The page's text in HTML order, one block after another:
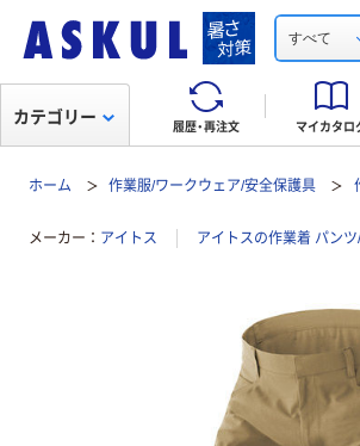
すべて
履歴・再注文 マイカタロ
カテゴリー
ホーム 作業服/ワークウェア/安全保護具
メーカー アイトス アイトスの作業着 パン